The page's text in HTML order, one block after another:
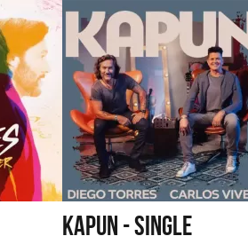
KAPUN - SINGLE